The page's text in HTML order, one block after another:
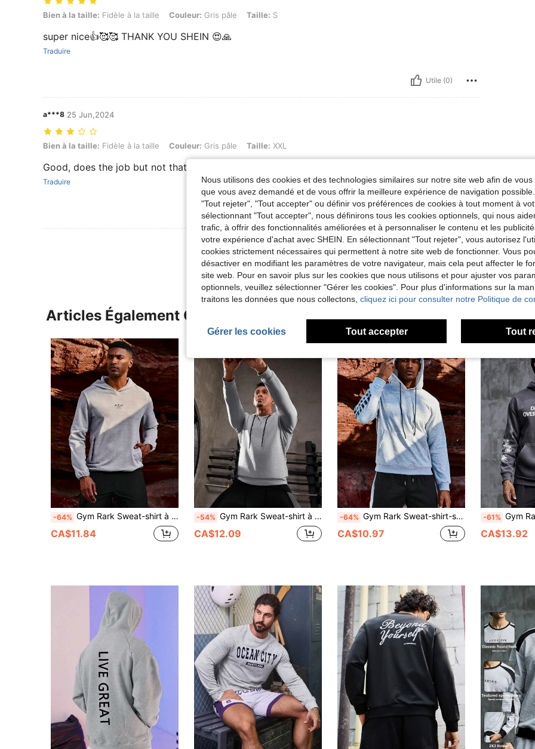
Bien à la taille: Fidèle à la taille, Couleur: Gris pâle, Taille: S
Bien à la taille: Fidèle à la taille Couleur: Gris pâle Taille: S
super nice👍🥰🥰 THANK YOU SHEIN 😍🙏
Traduire
Utile (0)
a***8 25 Jun,2024
Bien à la taille: Fidèle à la taille, Couleur: Gris pâle, Taille: XXL
Bien à la taille: Fidèle à la taille Couleur: Gris pâle Taille: XXL
Good, does the job but not that good of quality , it’s ok
Traduire
Utile (0)
Voir Plus D'avis
Articles Également Consultés
-64% Gym Rark Sweat-shirt à capuche style boyfriend pour hommes avec imprimé de texte à la mode
CA$11.84
-54% Gym Rark Sweat-shirt à capuche de sport style boyfriend avec cordon de serrage pour hommes. Sweat-shirt-shirt style boyfriend pour hommes. Vêtements de gym pour hommes. Tenues de sport pour hommes. Vêtements d'entraînement pour hommes.
CA$12.09
-64% Gym Rark Sweat-shirt-shirt de sport pour hommes avec imprimé slogan
CA$10.97
-61% Gym Rark Sweat-shirt-shirt de
CA$13.92
Nous utilisons des cookies et des technologies similaires sur notre site web afin de
que vous avez demandé et de vous offrir la meilleure expérience de navigation
"Tout rejeter", "Tout accepter" ou définir vos préférences de cookies à tout moment à
sélectionnant "Tout accepter", nous définirons tous les cookies optionnels, qui nous
trafic, à offrir des fonctionnalités améliorées et à personnaliser le contenu et les
votre expérience d'achat avec SHEIN. En sélectionnant "Tout rejeter", vous autorisez
cookies strictement nécessaires qui permettent à notre site web de fonctionner. Vous
désactiver en modifiant les paramètres de votre navigateur, mais cela peut affecter le
site web. Pour en savoir plus sur les cookies que nous utilisons et pour ajuster vos
optionnels, veuillez sélectionner "Gérer les cookies". Pour plus d'informations sur la
traitons les données que nous collectons, cliquez ici pour consulter notre Politique de
Gérer les cookies Tout accepter Tout